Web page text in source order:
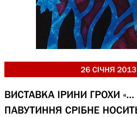
26 СІЧНЯ 2013
ВИСТАВКА ІРИНИ ГРОХИ «…
ПАВУТИННЯ СРІБНЕ